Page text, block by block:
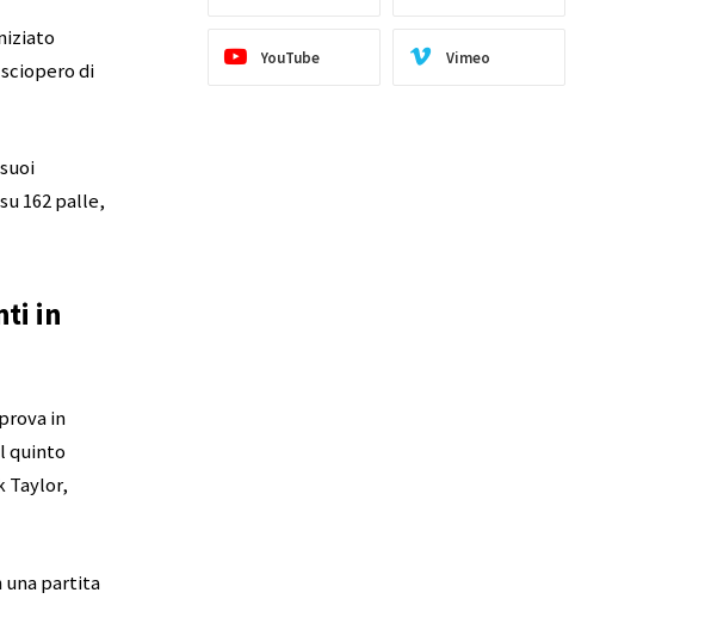
di
162 palle,
in
in
quinto
Taylor,
una partita
YouTube Vimeo